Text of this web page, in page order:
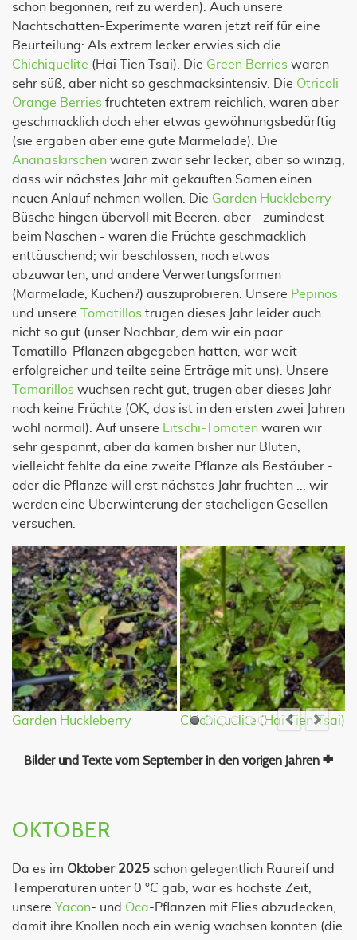
schon begonnen, reif zu werden). Auch unsere
Nachtschatten-Experimente waren jetzt reif für eine
Beurteilung: Als extrem lecker erwies sich die
Chichiquelite (Hai Tien Tsai). Die Green Berries waren
sehr süß, aber nicht so geschmacksintensiv. Die Otricoli
Orange Berries fruchteten extrem reichlich, waren aber
geschmacklich doch eher etwas gewöhnungsbedürftig
(sie ergaben aber eine gute Marmelade). Die
Ananaskirschen waren zwar sehr lecker, aber so winzig,
dass wir nächstes Jahr mit gekauften Samen einen
neuen Anlauf nehmen wollen. Die Garden Huckleberry
Büsche hingen übervoll mit Beeren, aber - zumindest
beim Naschen - waren die Früchte geschmacklich
enttäuschend; wir beschlossen, noch etwas
abzuwarten, und andere Verwertungsformen
(Marmelade, Kuchen?) auszuprobieren. Unsere Pepinos
und unsere
Tomatillos trugen dieses Jahr leider auch
nicht so gut (unser Nachbar, dem wir ein paar
Tomatillo-Pflanzen abgegeben hatten, war weit
erfolgreicher und teilte seine Erträge mit uns). Unsere
Tamarillos wuchsen recht gut, trugen aber dieses Jahr
noch keine Früchte (OK, das ist in den ersten zwei Jahren
wohl normal). Auf unsere
Litschi-Tomaten waren wir
sehr gespannt, aber da kamen bisher nur Blüten;
vielleicht fehlte da eine zweite Pflanze als Bestäuber -
oder die Pflanze will erst nächstes Jahr fruchten ... wir
werden eine Überwinterung der stacheligen Gesellen
versuchen.
Garden Huckleberry Chichiquelite (Hai Tien Tsai)
Bilder und Texte vom September in den vorigen Jahren
OKTOBER
Da es im Oktober 2025 schon gelegentlich Raureif und
Temperaturen unter 0 °C gab, war es höchste Zeit,
unsere Yacon- und Oca-Pflanzen mit Flies abzudecken,
damit ihre Knollen noch ein wenig wachsen konnten (die